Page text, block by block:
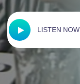
LISTEN NOW